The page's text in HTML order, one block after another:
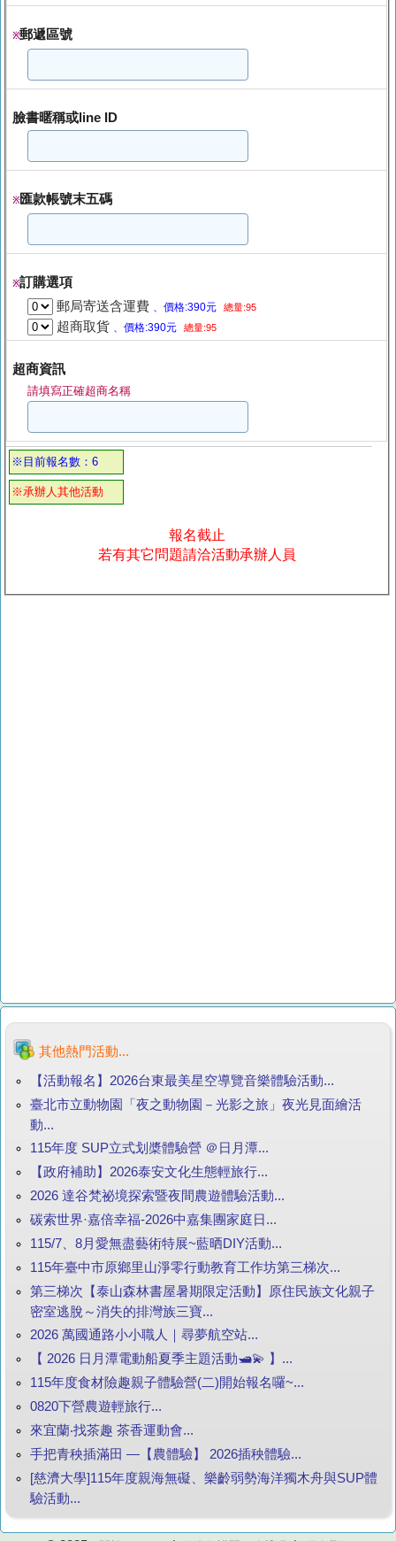
※郵遞區號
臉書暱稱或line ID
※匯款帳號末五碼
※訂購選項
郵局寄送含運費 、價格:390元 總量:95
超商取貨 、價格:390元 總量:95
超商資訊
請填寫正確超商名稱
※目前報名數：6
※承辦人其他活動
報名截止
若有其它問題請洽活動承辦人員
其他熱門活動...
【活動報名】2026台東最美星空導覽音樂體驗活動...
臺北市立動物園「夜之動物園－光影之旅」夜光見面繪活
動...
115年度 SUP立式划槳體驗營 ＠日月潭...
【政府補助】2026泰安文化生態輕旅行...
2026 達谷梵祕境探索暨夜間農遊體驗活動...
碳索世界·嘉倍幸福-2026中嘉集團家庭日...
115/7、8月愛無盡藝術特展~藍晒DIY活動...
115年臺中市原鄉里山淨零行動教育工作坊第三梯次...
第三梯次【泰山森林書屋暑期限定活動】原住民族文化親子
密室逃脫～消失的排灣族三寶...
2026 萬國通路小小職人｜尋夢航空站...
【 2026 日月潭電動船夏季主題活動🛥️💫 】...
115年度食材險趣親子體驗營(二)開始報名囉~...
0820下營農遊輕旅行...
來宜蘭‧找茶趣 茶香運動會...
手把青秧插滿田 —【農體驗】 2026插秧體驗...
[慈濟大學]115年度親海無礙、樂齡弱勢海洋獨木舟與SUP體
驗活動...